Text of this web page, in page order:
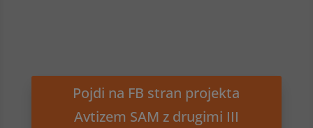
Pojdi na FB stran projekta
Avtizem SAM z drugimi III